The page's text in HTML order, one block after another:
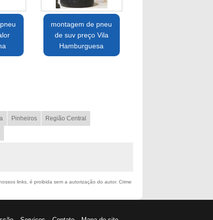
montagem de pneu
de suv preço Vila
Hamburguesa
Pinheiros Região Central
links, é proibida sem a autorização do autor. Crime